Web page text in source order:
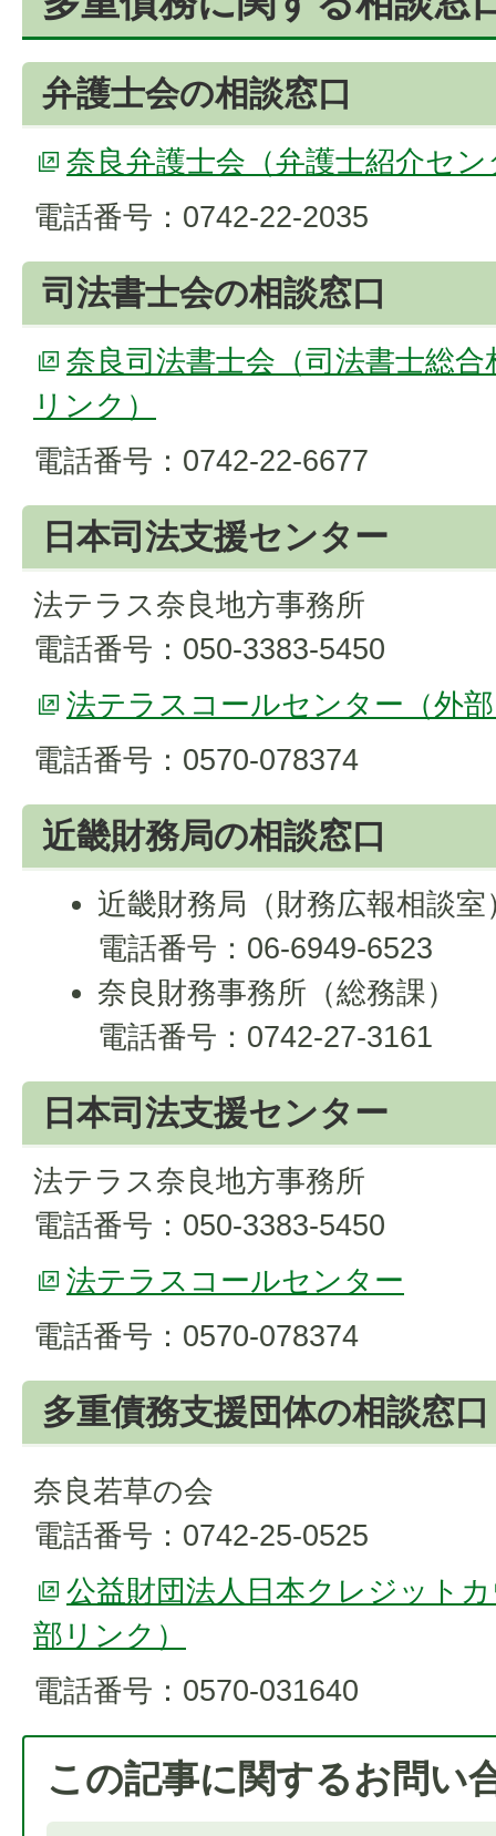
弁護士会の相談窓口
奈良弁護士会（弁護士紹介セ
電話番号：0742-22-2035
司法書士会の相談窓口
奈良司法書士会（司法書士総
リンク）
電話番号：0742-22-6677
日本司法支援センター
法テラス奈良地方事務所
電話番号：050-3383-5450
法テラスコールセンター（外
電話番号：0570-078374
近畿財務局の相談窓口
近畿財務局（財務広報相談室
電話番号：06-6949-6523
奈良財務事務所（総務課）
電話番号：0742-27-3161
日本司法支援センター
法テラス奈良地方事務所
電話番号：050-3383-5450
法テラスコールセンター
電話番号：0570-078374
多重債務支援団体の相談窓口
奈良若草の会
電話番号：0742-25-0525
公益財団法人日本クレジット
部リンク）
電話番号：0570-031640
この記事に関するお問い